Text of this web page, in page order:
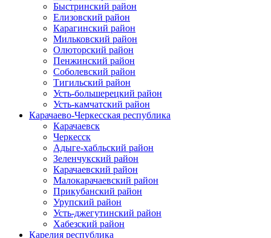
Быстринский район
Елизовский район
Карагинский район
Мильковский район
Олюторский район
Пенжинский район
Соболевский район
Тигильский район
Усть-большерецкий район
Усть-камчатский район
Карачаево-Черкесская республика
Карачаевск
Черкесск
Адыге-хабльский район
Зеленчукский район
Карачаевский район
Малокарачаевский район
Прикубанский район
Урупский район
Усть-джегутинский район
Хабезский район
Карелия республика